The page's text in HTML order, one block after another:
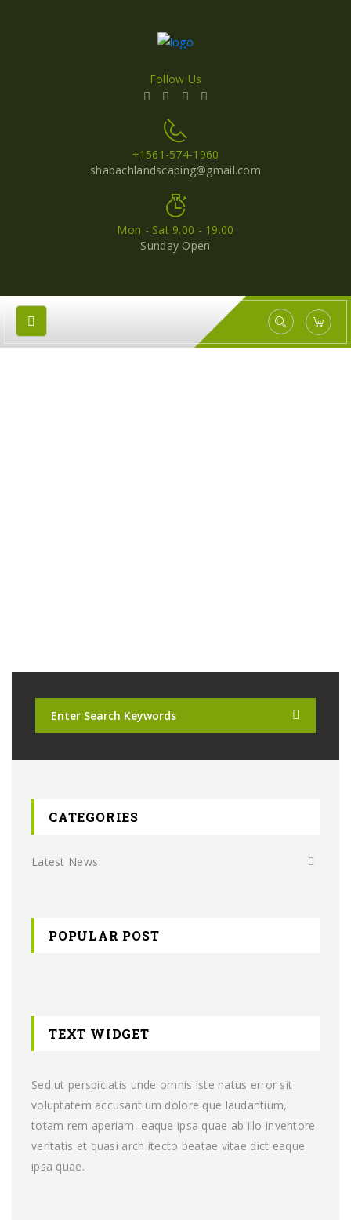
Follow Us
+1561-574-1960
shabachlandscaping@gmail.com
Mon - Sat 9.00 - 19.00
Sunday Open
CATEGORIES
Latest News
POPULAR POST
TEXT WIDGET
Sed ut perspiciatis unde omnis iste natus error sit
voluptatem accusantium dolore que laudantium,
totam rem aperiam, eaque ipsa quae ab illo inventore
veritatis et quasi arch itecto beatae vitae dict eaque
ipsa quae.